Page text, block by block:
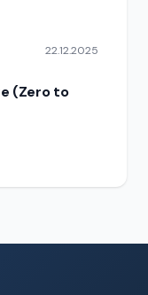
22.12.2025
(Zero to